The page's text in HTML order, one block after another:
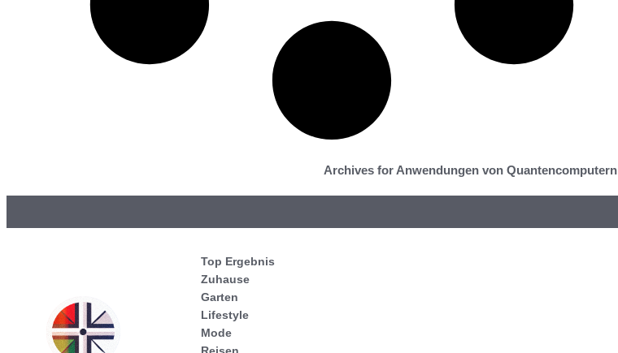
Archives for Anwendungen von Quantencomputern
Top Ergebnis
Zuhause
Garten
Lifestyle
Mode